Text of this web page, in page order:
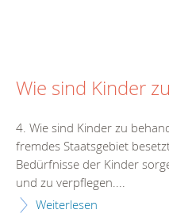
Wie sind Kinder
4. Wie sind Kinder zu
fremdes Staatsgebiet
Bedürfnisse der Kinder
und zu verpflegen....
Weiterlesen